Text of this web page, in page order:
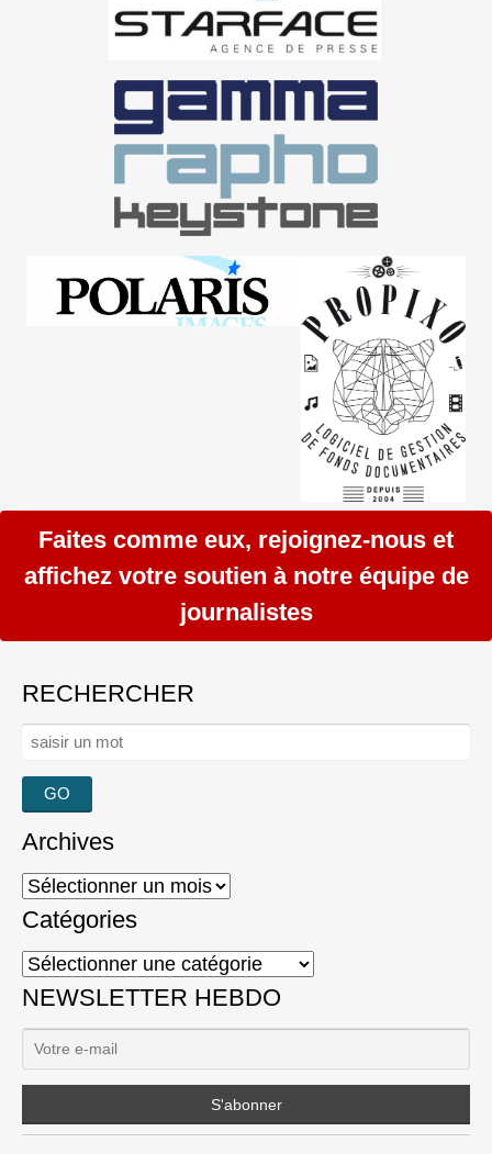
Faites comme eux, rejoignez-nous et
affichez votre soutien à notre équipe de
journalistes
RECHERCHER
Rechercher :
Archives
Archives
Catégories
Catégories
NEWSLETTER HEBDO